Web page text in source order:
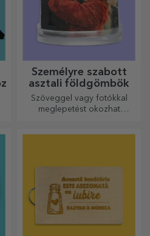
otthonának, irodájának vagy
stúdiójának.
Személyre szabott
asztali földgömbök
Szöveggel vagy fotókkal
meglepetést okozhat